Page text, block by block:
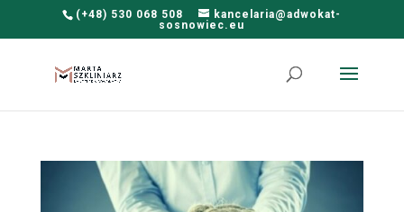
(+48) 530 068 508
kancelaria@adwokat-
sosnowiec.eu